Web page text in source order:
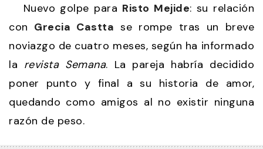
Nuevo golpe para Risto Mejide: su relación
con Grecia Castta se rompe tras un breve
noviazgo de cuatro meses, según ha informado
la revista Semana. La pareja habría decidido
poner punto y final a su historia de amor,
quedando como amigos al no existir ninguna
razón de peso.